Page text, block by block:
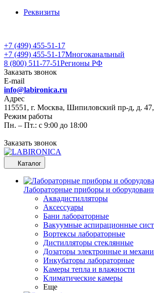
Реквизиты
+7 (499) 455-51-17
+7 (499) 455-51-17Многоканальный
8 (800) 511-77-51Регионы РФ
Заказать звонок
E-mail
info@labironica.ru
Адрес
115551, г. Москва, Шипиловский пр-д, д.
Режим работы
Пн. – Пт.: с 9:00 до 18:00
Заказать звонок
Каталог
Лабораторные приборы и
Аквадистилляторы
Аксессуары
Бани лабораторные
Вакуумные аспирационные
Вортексы лабораторные
Дистилляторы стеклянные
Дозаторы электронные и
Инкубаторы лабораторные
Камеры тепла и влажности
Климатические камеры
Еще